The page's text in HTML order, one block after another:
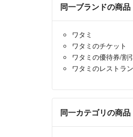
同一ブランドの商品
ワタミ
ワタミのチケット
ワタミの優待券/割
ワタミのレストラ
同一カテゴリの商品